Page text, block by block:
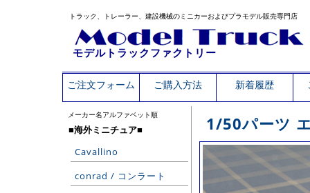
トラック、トレーラー、建設機械のミニカーおよびプラモデル販売専門店
モデルトラックファクトリー
ご注文フォーム ご購入方法 新着履歴
メーカー名アルファベット順
■海外ミニチュア■
Cavallino
conrad / コンラート
1/50パーツ